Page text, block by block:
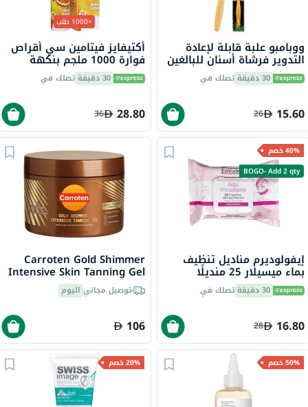
ووبامبو علبة قابلة لإعادة
التدوير فرشاة أسنان للبالغين
من الخيزران متوسطة 1 قطعة
30 دقيقة تصلك في
15.60
26
+1000 طلب
أكتيفايز فيتامين سي أقراص
فوارة 1000 ملجم بنكهة
البرتقال حزمة من 20
30 دقيقة تصلك في
28.80
36
40% خصم
BOGO- Add 2 qty
إيفولوديرم مناديل تنظيف
بماء ميسيلار 25 منديلًا
16279 30 دقيقة تصلك في
16.80
28
Carroten Gold Shimmer
Intensive Skin Tanning Gel
150mlتوصيل مجاني اليوم
106
50% خصم 20% خصم